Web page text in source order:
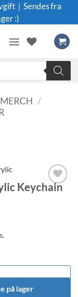
｜Sendes fra
:)
/
Legg til i
Keychain
på lager